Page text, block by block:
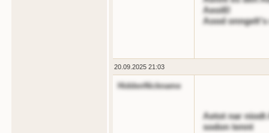
Aeoiß!
Aood onngelt's
20.09.2025 21:03
HiddenNickname
Aetot nar niodt
sodon tennt